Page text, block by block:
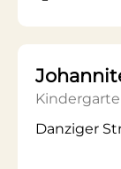
Danziger